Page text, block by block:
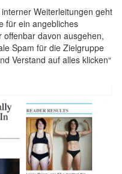
Weiterleitungen geht
für ein angebliches
offenbar davon ausgehen,
Spam für die Zielgruppe
Verstand auf alles klicken“